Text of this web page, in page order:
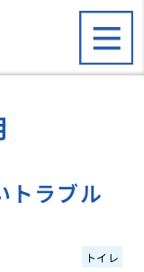
トラブル
トイレ